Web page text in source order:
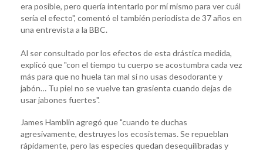
era posible, pero quería intentarlo por mí mismo para ver cuál
sería el efecto", comentó el también periodista de 37 años en
una entrevista a la BBC.
Al ser consultado por los efectos de esta drástica medida,
explicó que "con el tiempo tu cuerpo se acostumbra cada vez
más para que no huela tan mal si no usas desodorante y
jabón… Tu piel no se vuelve tan grasienta cuando dejas de
usar jabones fuertes".
James Hamblin agregó que "cuando te duchas
agresivamente, destruyes los ecosistemas. Se repueblan
rápidamente, pero las especies quedan desequilibradas y